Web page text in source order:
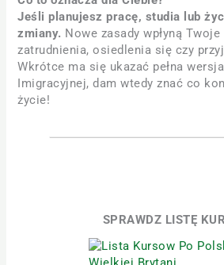
Jeśli planujesz pracę, studia lub
zmiany. Nowe zasady wpłyną
zatrudnienia, osiedlenia się czy
Wkrótce ma się ukazać pełna
Imigracyjnej, dam wtedy znać co
życie!
SPRAWDZ LISTĘ